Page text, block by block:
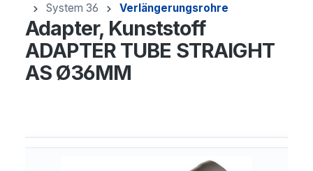
System 36
Verlängerungsrohre
Adapter, Kunststoff
ADAPTER TUBE STRAIGHT
AS Ø36MM